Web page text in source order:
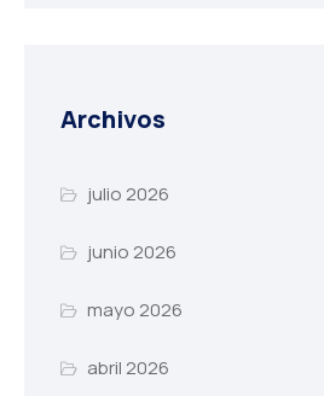
Archivos
julio 2026
junio 2026
mayo 2026
abril 2026